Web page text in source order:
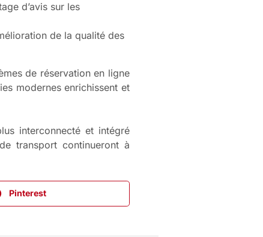
d’avis sur les
de la qualité des
de réservation en ligne
modernes enrichissent et
interconnecté et intégré
transport continueront à
Pinterest